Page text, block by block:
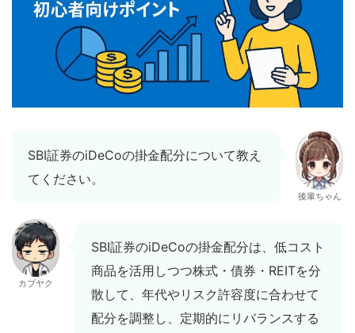
SBI証券のiDeCoの掛金配分について教え
てください。
後輩ちゃん
カブヤク
SBI証券のiDeCoの掛金配分は、低コスト
商品を活用しつつ株式・債券・REITを分
散して、年代やリスク許容度に合わせて
配分を調整し、定期的にリバランスする